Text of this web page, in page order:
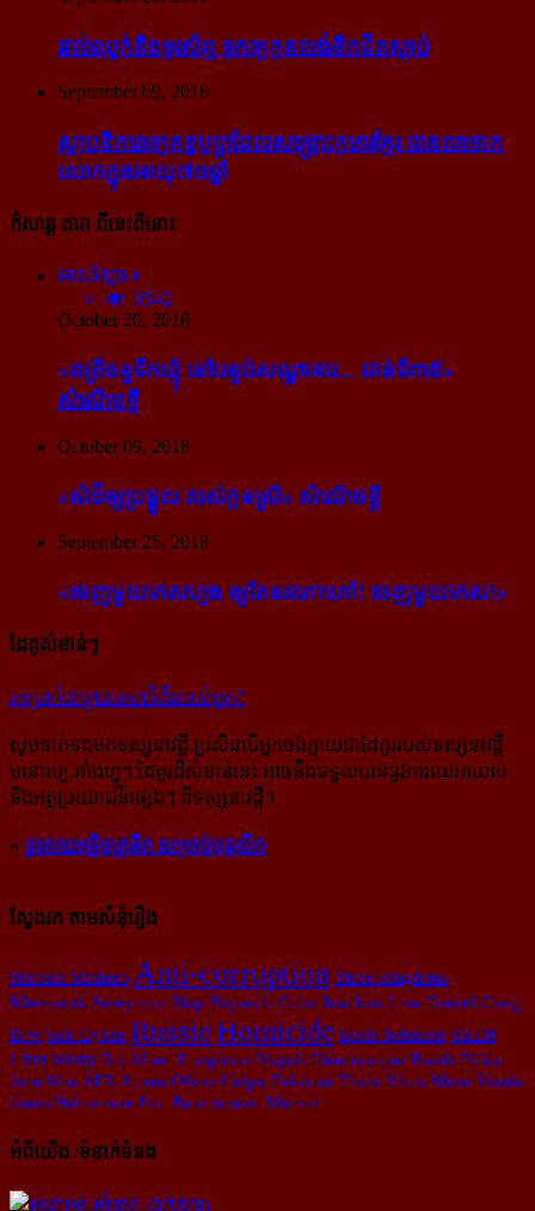
រវល់​ឈ្លក់​នឹង​ទូរស័ព្ទ ទុក​ឲ្យ​កូន​លង់​ទឹក​ជិត​ស្លាប់
September 09, 2018
ស្ថាបនិក​ពេទ្យ​គន្ធបុប្ផា​ដែល​សង្គ្រោះ​កុមារ​ខ្មែរ​ បាន​លាចាក​
លោក​ក្នុង​អាយុ​៧១ឆ្នាំ
កំសាន្ដ តារា ពីនេះពីនោះ
អានពិស្ដារ
9542
October 20, 2018
«រាត្រីចន្ទទឹកឃ្មុំ នៅបន្ទប់សណ្ឋាគារ... ជាន់ទី៣៥»
សំណើចខ្លី
October 09, 2018
«សំដី​ឲ្យ​ប្រផ្នូល របស់​កូនស្រី» សំណើចខ្លី
September 25, 2018
«ចេញ​មួយ​កេស​ហ្មង ឲ្យ​តែ​នរណា​ហៅ! ចេញ​មួយ​កេស!»
ដៃគូសំខាន់ៗ
រក​​ប្រាក់​​ជា​​មួយ​​គេហទំព័រ​​របស់​​អ្នក? -
សូម​ទាក់ទង​មក​ទស្សនាវដ្ដី ប្រសិន​បើ​អ្នក​ចង់​ក្លាយ​ជា​ដៃគូរ​របស់​ទស្សនាវដ្ដី​
មនោរម្យ.អាំងហ្វូ។ ដៃ​គូរ​ដ៏​សំខាន់​នេះ អាច​នឹង​ទទួល​បាន​នូវ​ការ​យោគយល់
និង​អត្ថ​ប្រយោជន៍​ផ្សេងៗ ពីទស្សនាវដ្ដី។
» ទូរសាអេឡិចត្រូនិក សម្រាប់បុគ្គលិក
ស្វែងរក តាមសំនុំរឿង
Nicolas Maduro Anti-corruption Three Kingdoms
Khemarak Sereymon Nop Bayarith Cuba Joachim Löw Daniel Craig
BIW Sok Eysan RussieHomicide Boris Johnson KEDP
Chut Wutty Roi Albert II aspirine Napoli Démocratique Piseth Pilika
John Woo AEK Athens Olivia Culpo Pakistan Thida Khus Nhim Vanda
James Holme soie Eric Bourdonneau Monster
អំពីយើង /ទំនាក់ទំនង